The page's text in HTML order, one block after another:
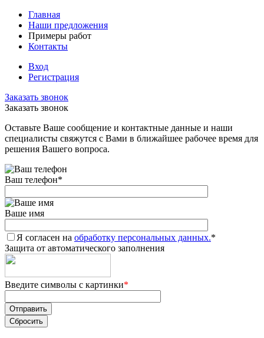
Главная
Наши предложения
Примеры работ
Контакты
Вход
Регистрация
Заказать звонок
Заказать звонок
Оставьте Ваше сообщение и контактные данные и наши
специалисты свяжутся с Вами в ближайшее рабочее время для
решения Вашего вопроса.
Ваш телефон*
Ваше имя
Я согласен на обработку персональных данных.*
Защита от автоматического заполнения
Введите символы с картинки*